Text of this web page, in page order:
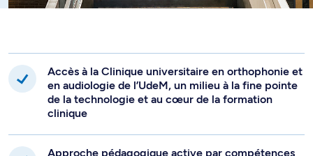
Accès à la Clinique universitaire en orthophonie et
en audiologie de l’UdeM, un milieu à la fine pointe
de la technologie et au cœur de la formation
clinique
Approche pédagogique active par compétences